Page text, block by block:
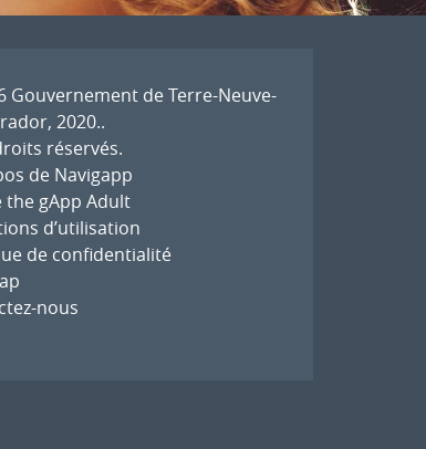
Gouvernement de Terre-Neuve-
2020..
réservés.
de Navigapp
the gApp Adult
d’utilisation
de confidentialité
nous